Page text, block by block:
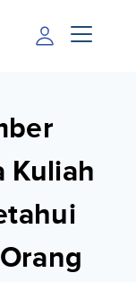
Kuliah